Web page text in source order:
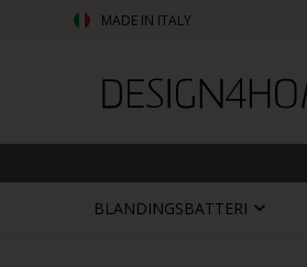
MADE IN ITALY
BLANDINGSBATTERI